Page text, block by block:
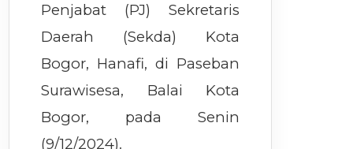
Penjabat (PJ) Sekretaris
Daerah (Sekda) Kota
Bogor, Hanafi, di Paseban
Surawisesa, Balai Kota
Bogor, pada Senin
(9/12/2024).